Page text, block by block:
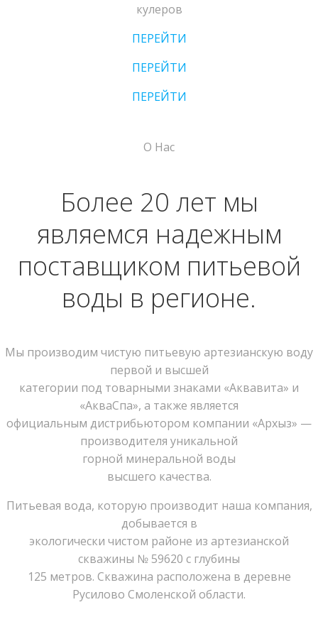
кулеров
ПЕРЕЙТИ
ПЕРЕЙТИ
ПЕРЕЙТИ
О Нас
Более 20 лет мы
являемся надежным
поставщиком питьевой
воды в регионе.
Мы производим чистую питьевую артезианскую воду
первой и высшей
категории под товарными знаками «Аквавита» и
«АкваСпа», а также является
официальным дистрибьютором компании «Архыз» —
производителя уникальной
горной минеральной воды
высшего качества.
Питьевая вода, которую производит наша компания,
добывается в
экологически чистом районе из артезианской
скважины № 59620 с глубины
125 метров. Скважина расположена в деревне
Русилово Смоленской области.